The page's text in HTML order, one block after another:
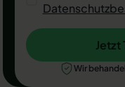
Jetzt Termin
Jetzt
Wir